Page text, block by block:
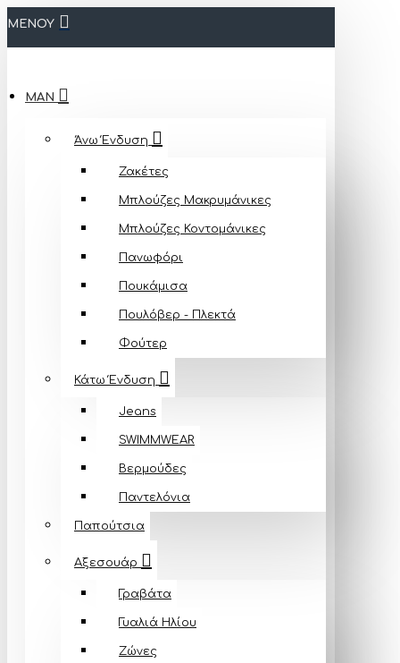
ΜΕΝΟΥ
MAN
Άνω Ένδυση
Ζακέτες
Μπλούζες Mακρυμάνικες
Μπλούζες Κοντομάνικες
Πανωφόρι
Πουκάμισα
Πουλόβερ - Πλεκτά
Φούτερ
Κάτω Ένδυση
Jeans
SWIMMWEAR
Βερμούδες
Παντελόνια
Παπούτσια
Αξεσουάρ
Γραβάτα
Γυαλιά Ηλίου
Ζώνες